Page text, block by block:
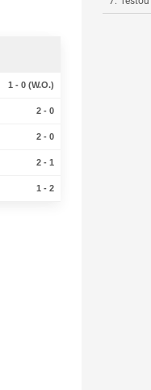
1 - 0 (W.O.)
2 - 0
2 - 0
2 - 1
1 - 2